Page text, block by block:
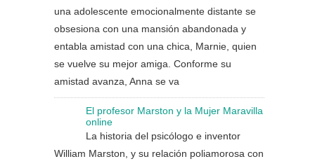
una adolescente emocionalmente distante se
obsesiona con una mansión abandonada y
entabla amistad con una chica, Marnie, quien
se vuelve su mejor amiga. Conforme su
amistad avanza, Anna se va
El profesor Marston y la Mujer Maravilla
online
La historia del psicólogo e inventor
William Marston, y su relación poliamorosa con